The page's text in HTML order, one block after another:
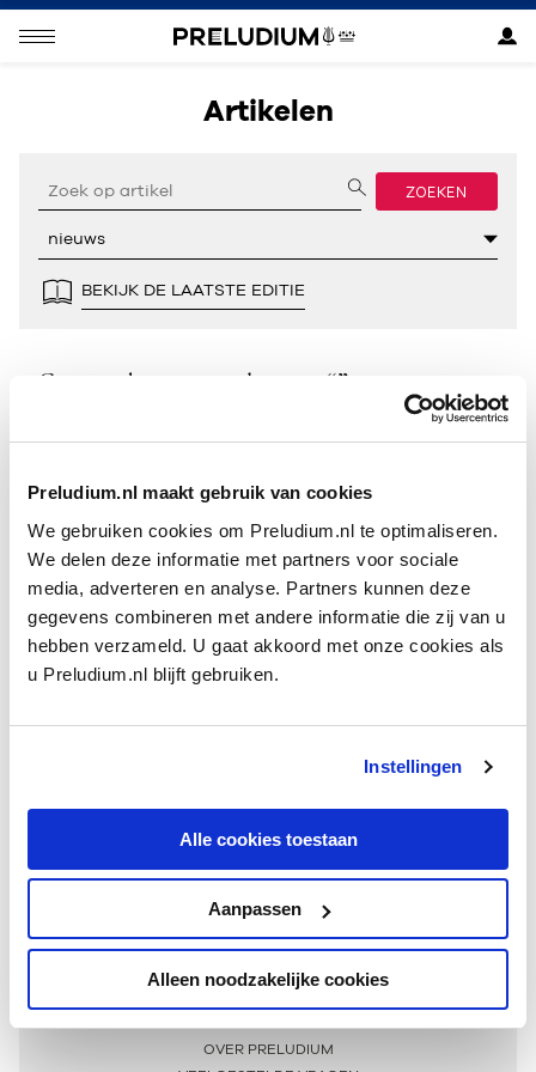
Preludium.nl maakt gebruik van cookies
We gebruiken cookies om Preludium.nl te optimaliseren.
We delen deze informatie met partners voor sociale
media, adverteren en analyse. Partners kunnen deze
gegevens combineren met andere informatie die zij van u
hebben verzameld. U gaat akkoord met onze cookies als
u Preludium.nl blijft gebruiken.
Instellingen
Alle cookies toestaan
Aanpassen
Alleen noodzakelijke cookies
Artikelen
ZOEKEN
BEKIJK DE LAATSTE EDITIE
Geen resultaten gevonden voor “”.
Meer informatie
OVER PRELUDIUM